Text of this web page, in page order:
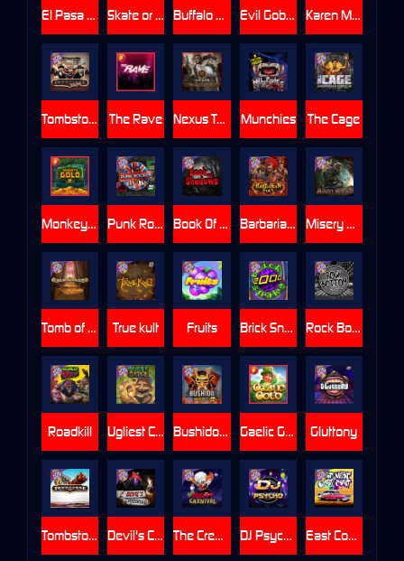
Munchies
Skate or Die
Nexus Tombstone RIP
Tombstone No Mercy
Roadkill
Book Of Shadows
Rock Bottom
The Cage
El Pasa Gunfight xNudge
Brick Snake 2000
Monkey's Gold xPays Barbarian Fury
Devil's Crossroad
Tomb of Akhenaten
Evil Goblins xBomb
Gluttony
Fruits
DJ Psycho
Buffalo Hunter
Tombstone
Punk Rocker
Gaelic Gold
East Coast Vs West Coast
The Creepy Carnival
Misery Mining
Karen Maneater
True kult
Bushido Way xNudge
Ugliest Catch
The Rave